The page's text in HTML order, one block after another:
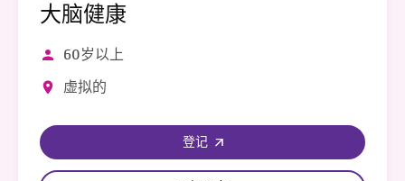
大脑健康
60岁以上
虚拟的
登记